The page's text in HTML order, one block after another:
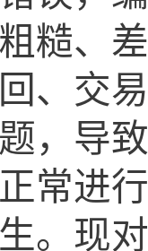
粗糙、
回、交
题， 导
正常进
生。现对